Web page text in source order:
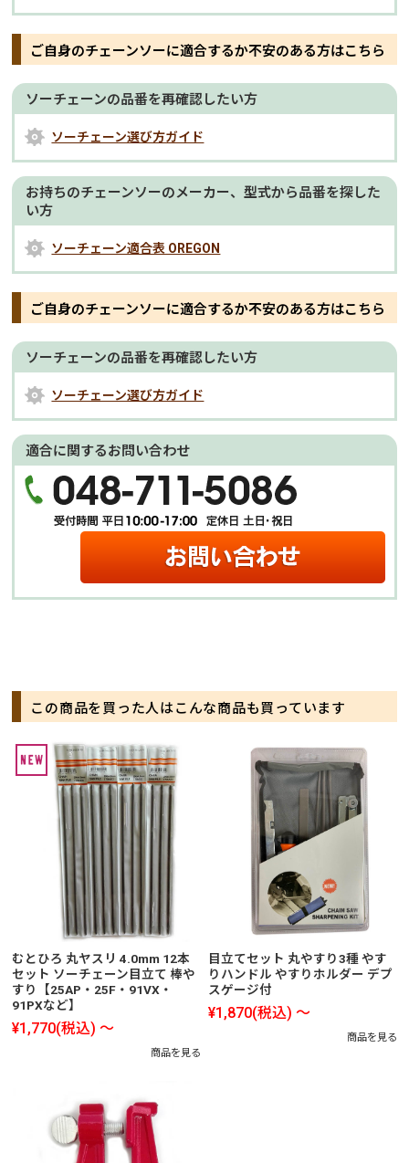
ご自身のチェーンソーに適合するか不安のある方はこちら
ソーチェーンの品番を再確認したい方
ソーチェーン選び方ガイド
お持ちのチェーンソーのメーカー、型式から品番を探した
い方
ソーチェーン適合表 OREGON
ご自身のチェーンソーに適合するか不安のある方はこちら
ソーチェーンの品番を再確認したい方
ソーチェーン選び方ガイド
適合に関するお問い合わせ
この商品を買った人はこんな商品も買っています
むとひろ 丸ヤスリ 4.0mm 12本
セット ソーチェーン目立て 棒や
すり【25AP・25F・91VX・
91PXなど】
¥1,770(税込) ～
商品を見る
目立てセット 丸やすり3種 やす
りハンドル やすりホルダー デプ
スゲージ付
¥1,870(税込) ～
商品を見る